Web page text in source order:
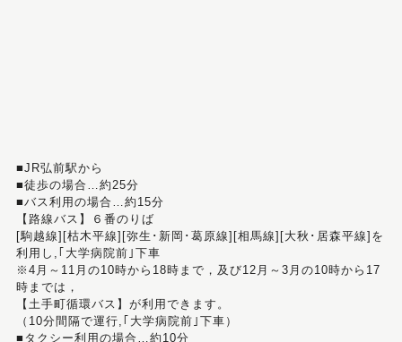
■JR弘前駅から
■徒歩の場合…約25分
■バス利用の場合…約15分
【路線バス】６番のりば
[駒越線][枯木平線][弥生･新岡･葛原線][相馬線][大秋･居森平線]を
利用し,｢大学病院前｣下車
※4月～11月の10時から18時まで，及び12月～3月の10時から17
時までは，
【土手町循環バス】が利用できます。
（10分間隔で運行,｢大学病院前｣下車）
■タクシー利用の場合…約10分